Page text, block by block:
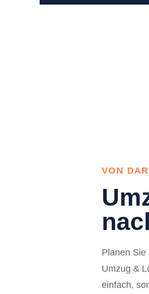
VON
Planen Sie
Umzug &
einfach,